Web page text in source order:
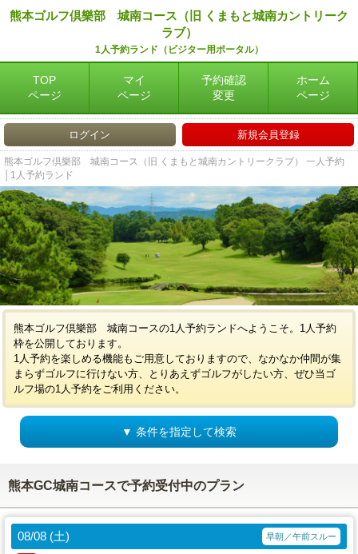
熊本ゴルフ倶樂部 城南コース（旧 くまもと城南カントリーク
ラブ）
1人予約ランド（ビジター用ポータル）
TOP
ページ
マイ
ページ
予約確認
変更
ホーム
ページ
ログイン 新規会員登録
熊本ゴルフ倶樂部 城南コース（旧 くまもと城南カントリークラブ） 一人予約
│1人予約ランド
熊本ゴルフ倶樂部 城南コースの1人予約ランドへようこそ。1人予約
枠を公開しております。
1人予約を楽しめる機能もご用意しておりますので、なかなか仲間が集
まらずゴルフに行けない方、とりあえずゴルフがしたい方、ぜひ当ゴ
ルフ場の1人予約をご利用ください。
▼ 条件を指定して検索
熊本GC城南コースで予約受付中のプラン
08/08 (土) 早朝／午前スルー